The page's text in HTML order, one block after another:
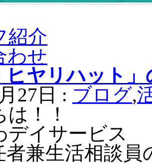
紹介
わせ
ヒヤリハット
27日 : ブログ,
！！
デイサービス
者兼生活相談員